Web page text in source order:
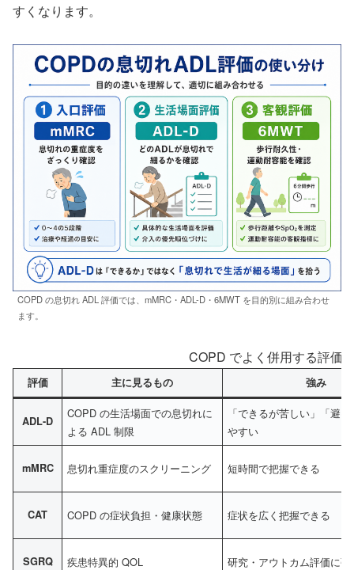
すくなります。
COPD の息切れ ADL 評価では、mMRC・ADL-D・6MWT を目的別に組み合わせ
ます。
COPD でよく併用する評価
評価 主に見るもの 強み
ADL-D
COPD の生活場面での息切れに
よる ADL 制限
「できるが苦しい」「避
やすい
mMRC 息切れ重症度のスクリーニング 短時間で把握できる
CAT COPD の症状負担・健康状態 症状を広く把握できる
SGRQ 疾患特異的 QOL 研究・アウトカム評価に強